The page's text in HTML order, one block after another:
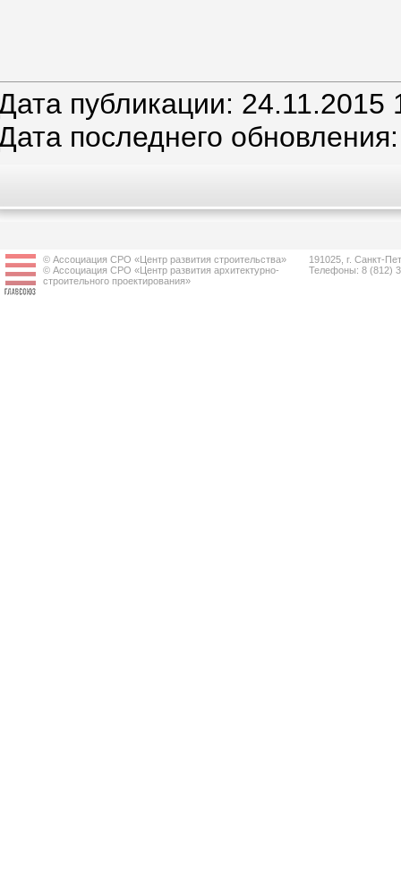
публикации: 24.11.2015
последнего
© Ассоциация СРО «Центр развития строительства»
© Ассоциация СРО «Центр развития архитектурно-
строительного проектирования»
191025, г. Санкт-
Телефоны: 8 (812)